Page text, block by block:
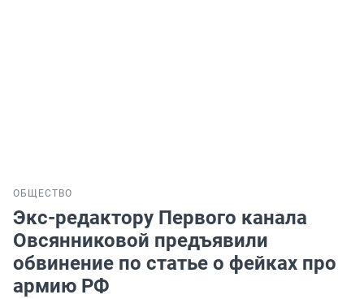
ОБЩЕСТВО
Экс-редактору Первого канала
Овсянниковой предъявили
обвинение по статье о фейках про
армию РФ